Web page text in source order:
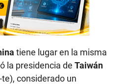
tiene lugar en la misma
la presidencia de Taiwán
te), considerado un